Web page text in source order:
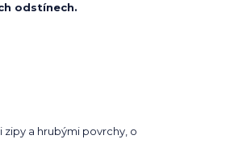
odstínech.
a hrubými povrchy, o